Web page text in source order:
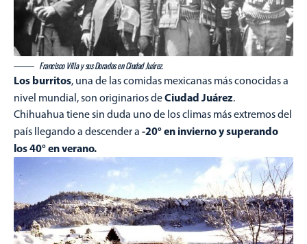
Francisco Villa y sus Dorados en Ciudad Juárez.
Los burritos, una de las comidas mexicanas más conocidas a
nivel mundial, son originarios deCiudad Juárez.
Chihuahua tiene sin duda uno de los climas más extremos del
país llegando a descender a -20° en invierno y superando
los 40° en verano.